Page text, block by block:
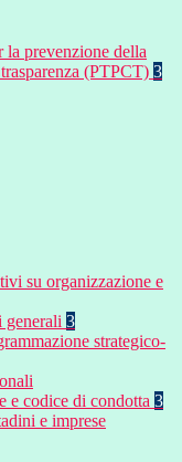
la prevenzione della
(PTPCT) 3
su organizzazione e
3
strategico-
e codice di condotta 3
e imprese